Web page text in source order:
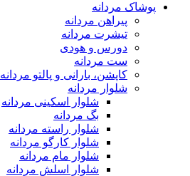
پوشاک مردانه
پیراهن مردانه
تیشرت مردانه
دورس و هودی
ست مردانه
کاپشن، بارانی و پالتو مردانه
شلوار مردانه
شلوار اسکینی مردانه
بگ مردانه
شلوار راسته مردانه
شلوار کارگو مردانه
شلوار مام مردانه
شلوار اسلش مردانه